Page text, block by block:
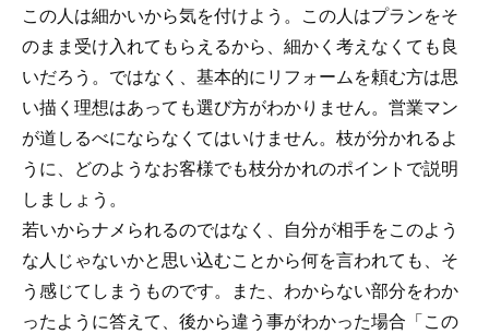
この人は細かいから気を付けよう。この人はプランをそ
のまま受け入れてもらえるから、細かく考えなくても良
いだろう。ではなく、基本的にリフォームを頼む方は思
い描く理想はあっても選び方がわかりません。営業マン
が道しるべにならなくてはいけません。枝が分かれるよ
うに、どのようなお客様でも枝分かれのポイントで説明
しましょう。
若いからナメられるのではなく、自分が相手をこのよう
な人じゃないかと思い込むことから何を言われても、そ
う感じてしまうものです。また、わからない部分をわか
ったように答えて、後から違う事がわかった場合「この